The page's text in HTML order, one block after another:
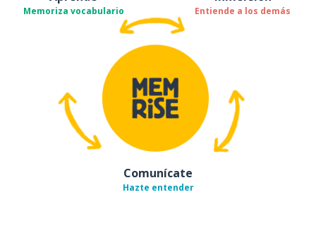
Memoriza vocabulario Entiende a los demás
Comunícate
Hazte entender